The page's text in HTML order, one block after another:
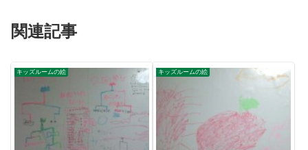
関連記事
キッズルームの絵 キッズルームの絵